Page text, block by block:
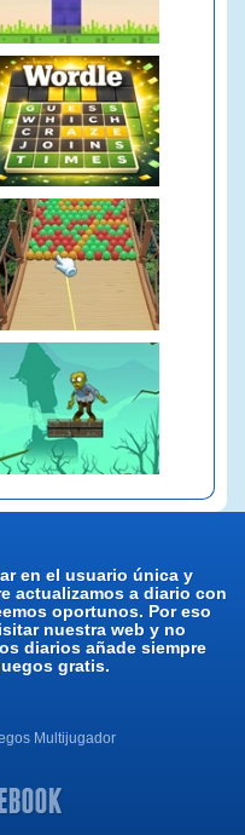
en el usuario única y
actualizamos a diario con
oportunos. Por eso
nuestra web y no
diarios añade siempre
gratis.
Multijugador